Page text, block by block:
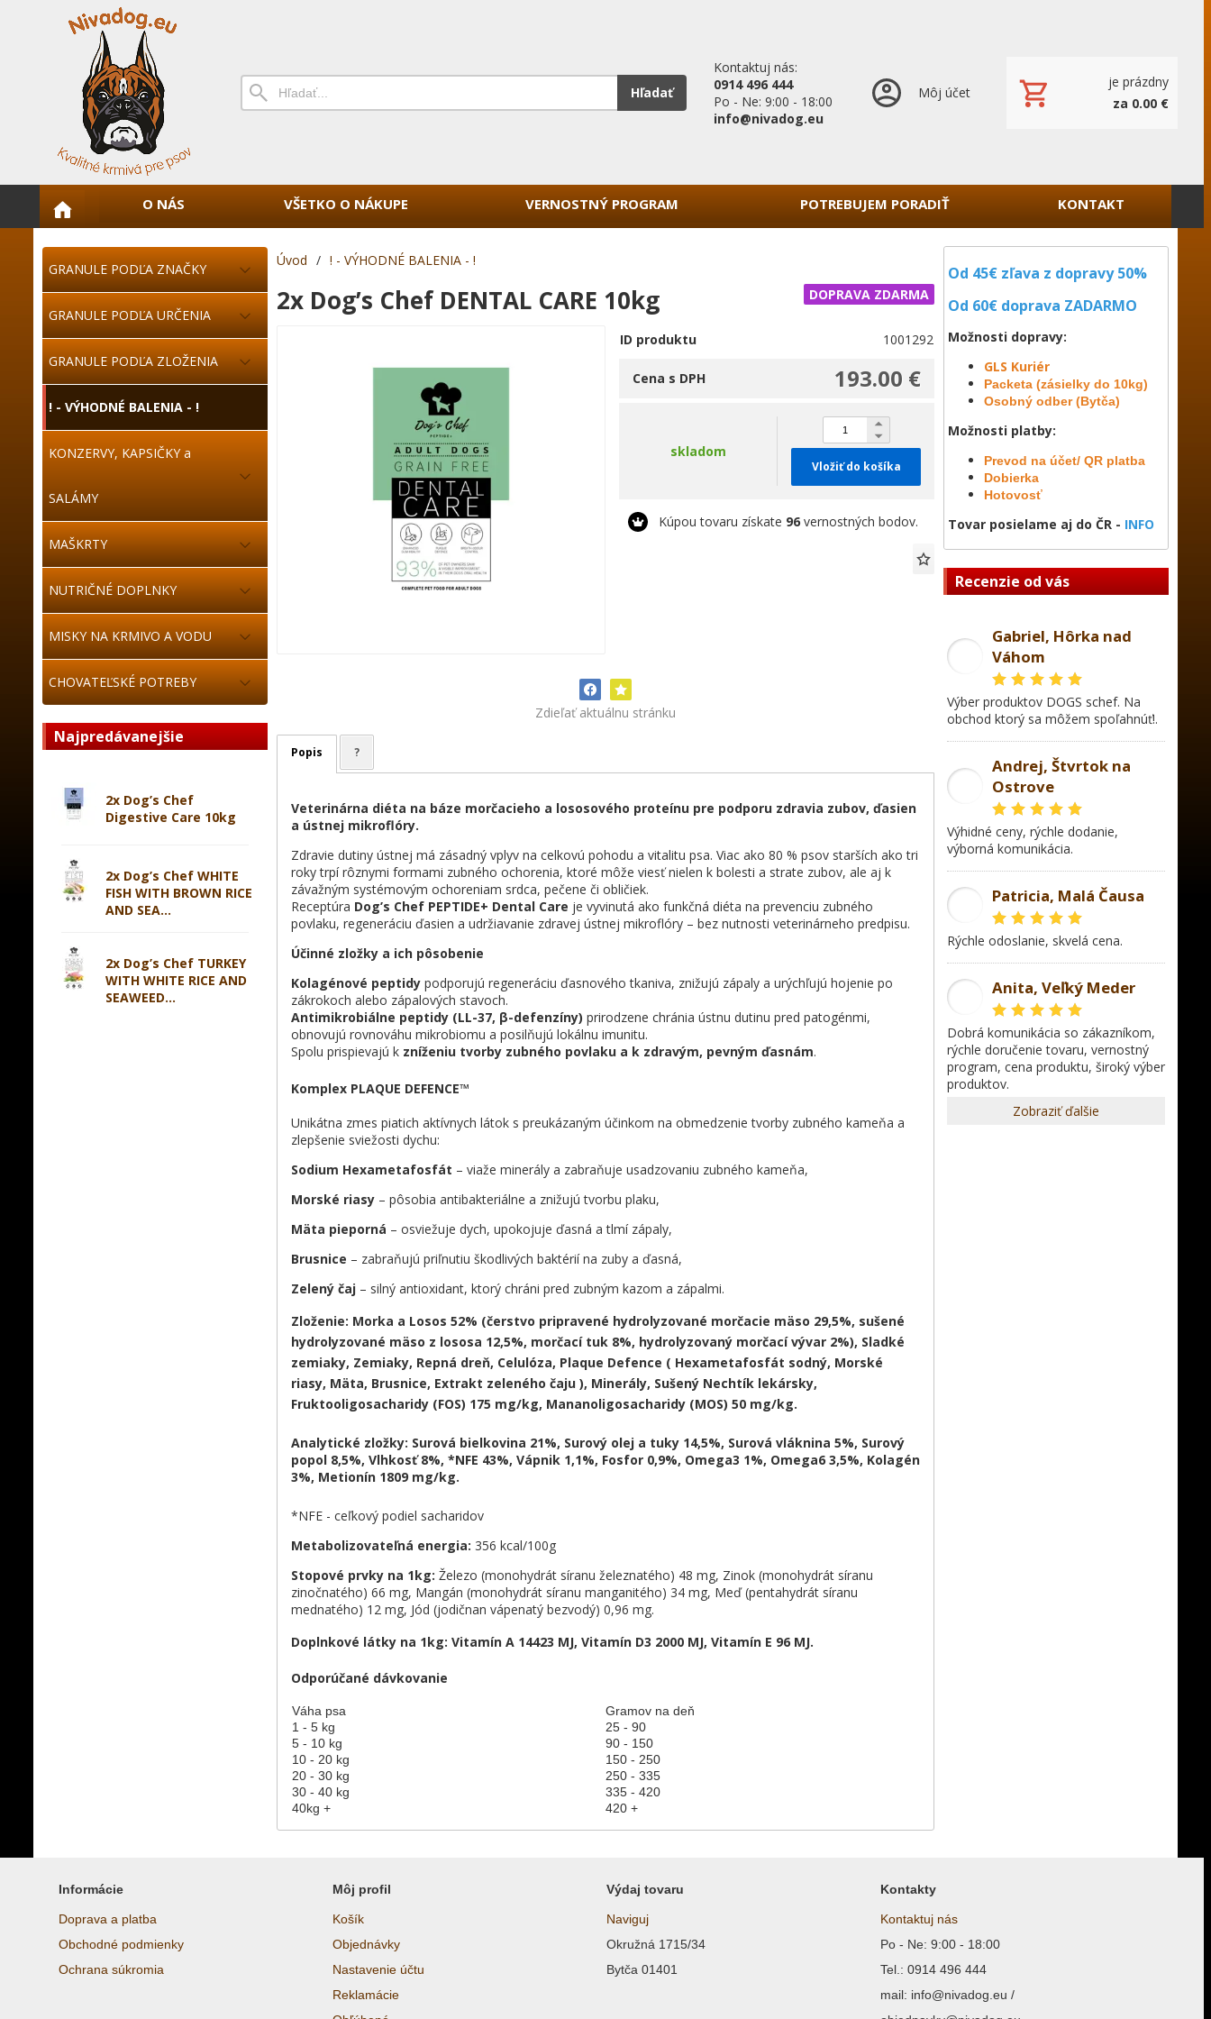
Hľadať
Kontaktuj nás:
0914 496 444
Po - Ne: 9:00 - 18:00
info@nivadog.eu
Môj účet
je prázdny
za 0.00 €
O NÁS VŠETKO O NÁKUPE VERNOSTNÝ PROGRAM POTREBUJEM PORADIŤ KONTAKT
Od 45€ zľava z dopravy 50%
Od 60€ doprava ZADARMO
Možnosti dopravy:
GLS Kuriér
Packeta (zásielky do 10kg)
Osobný odber (Bytča)
Možnosti platby:
Prevod na účet/ QR platba
Dobierka
Hotovosť
Tovar posielame aj do ČR - INFO
Recenzie od vás
Gabriel, Hôrka nad
Váhom
Výber produktov DOGS schef. Na
obchod ktorý sa môžem spoľahnúť!.
Andrej, Štvrtok na
Ostrove
Výhidné ceny, rýchle dodanie,
výborná komunikácia.
Patricia, Malá Čausa
rýchle odoslanie, skvelá cena.
Anita, Veľký Meder
dobrá komunikácia so zákazníkom,
rýchle doručenie tovaru, vernostný
program, cena produktu, široký výber
produktov.
Zobraziť ďalšie
GRANULE PODĽA ZNAČKY
GRANULE PODĽA URČENIA
GRANULE PODĽA ZLOŽENIA
! - VÝHODNÉ BALENIA - !
KONZERVY, KAPSIČKY a
SALÁMY
MAŠKRTY
NUTRIČNÉ DOPLNKY
MISKY NA KRMIVO A VODU
CHOVATEĽSKÉ POTREBY
Najpredávanejšie
2x Dog’s Chef
Digestive Care 10kg
2x Dog’s Chef WHITE
FISH WITH BROWN RICE
AND SEA...
2x Dog’s Chef TURKEY
WITH WHITE RICE AND
SEAWEED...
Úvod / ! - VÝHODNÉ BALENIA - !
DOPRAVA ZDARMA
2x Dog’s Chef DENTAL CARE 10kg
ID produktu 1001292
193.00 €
Cena s DPH
skladom
Vložiť do košíka
Kúpou tovaru získate 96 vernostných bodov.
Zdieľať aktuálnu stránku
Popis ?
Veterinárna diéta na báze morčacieho a lososového proteínu pre podporu zdravia zubov, ďasien
a ústnej mikroflóry.
Zdravie dutiny ústnej má zásadný vplyv na celkovú pohodu a vitalitu psa. Viac ako 80 % psov starších ako tri
roky trpí rôznymi formami zubného ochorenia, ktoré môže viesť nielen k bolesti a strate zubov, ale aj k
závažným systémovým ochoreniam srdca, pečene či obličiek.
Receptúra Dog’s Chef PEPTIDE+ Dental Care je vyvinutá ako funkčná diéta na prevenciu zubného
povlaku, regeneráciu ďasien a udržiavanie zdravej ústnej mikroflóry – bez nutnosti veterinárneho predpisu.
Účinné zložky a ich pôsobenie
Kolagénové peptidy podporujú regeneráciu ďasnového tkaniva, znižujú zápaly a urýchľujú hojenie po
zákrokoch alebo zápalových stavoch.
Antimikrobiálne peptidy (LL-37, β-defenzíny) prirodzene chránia ústnu dutinu pred patogénmi,
obnovujú rovnováhu mikrobiomu a posilňujú lokálnu imunitu.
Spolu prispievajú k zníženiu tvorby zubného povlaku a k zdravým, pevným ďasnám.
Komplex PLAQUE DEFENCE™
Unikátna zmes piatich aktívnych látok s preukázaným účinkom na obmedzenie tvorby zubného kameňa a
zlepšenie sviežosti dychu:
Sodium Hexametafosfát – viaže minerály a zabraňuje usadzovaniu zubného kameňa,
Morské riasy – pôsobia antibakteriálne a znižujú tvorbu plaku,
Mäta pieporná – osviežuje dych, upokojuje ďasná a tlmí zápaly,
Brusnice – zabraňujú priľnutiu škodlivých baktérií na zuby a ďasná,
Zelený čaj – silný antioxidant, ktorý chráni pred zubným kazom a zápalmi.
Zloženie: Morka a Losos 52% (čerstvo pripravené hydrolyzované morčacie mäso 29,5%, sušené
hydrolyzované mäso z lososa 12,5%, morčací tuk 8%, hydrolyzovaný morčací vývar 2%), Sladké
zemiaky, Zemiaky, Repná dreň, Celulóza, Plaque Defence ( Hexametafosfát sodný, Morské
riasy, Mäta, Brusnice, Extrakt zeleného čaju ), Minerály, Sušený Nechtík lekársky,
Fruktooligosacharidy (FOS) 175 mg/kg, Mananoligosacharidy (MOS) 50 mg/kg.
Analytické zložky: Surová bielkovina 21%, Surový olej a tuky 14,5%, Surová vláknina 5%, Surový
popol 8,5%, Vlhkosť 8%, *NFE 43%, Vápnik 1,1%, Fosfor 0,9%, Omega3 1%, Omega6 3,5%, Kolagén
3%, Metionín 1809 mg/kg.
*NFE - ceľkový podiel sacharidov
Metabolizovateľná energia: 356 kcal/100g
Stopové prvky na 1kg: Železo (monohydrát síranu železnatého) 48 mg, Zinok (monohydrát síranu
zinočnatého) 66 mg, Mangán (monohydrát síranu manganitého) 34 mg, Meď (pentahydrát síranu
mednatého) 12 mg, Jód (jodičnan vápenatý bezvodý) 0,96 mg.
Doplnkové látky na 1kg: Vitamín A 14423 MJ, Vitamín D3 2000 MJ, Vitamín E 96 MJ.
Odporúčané dávkovanie
Váha psa
Gramov na deň
1 - 5 kg
25 - 90
5 - 10 kg
90 - 150
10 - 20 kg
150 - 250
20 - 30 kg
250 - 335
30 - 40 kg
335 - 420
40kg +
420 +
Informácie
Doprava a platba
Obchodné podmienky
Ochrana súkromia
Môj profil
Košík
Objednávky
Nastavenie účtu
Reklamácie
Výdaj tovaru
Naviguj
Okružná 1715/34
Bytča 01401
Kontakty
Kontaktuj nás
Po - Ne: 9:00 - 18:00
Tel.: 0914 496 444
mail: info@nivadog.eu /